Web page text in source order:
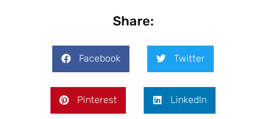
Share:
Facebook Twitter
Pinterest LinkedIn